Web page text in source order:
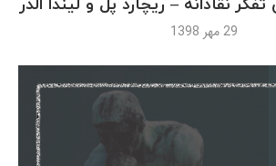
نقادانه – ریچارد پل و لیندا الدر
29 مهر 1398